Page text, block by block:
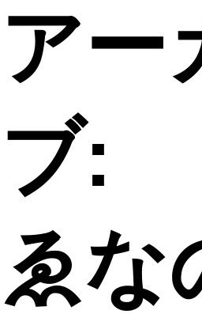
アー
ブ:
ゑな